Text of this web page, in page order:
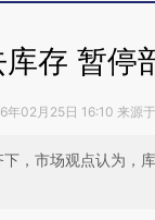
存 暂停
年02月25日 16:10 来源于
，市场观点认为，